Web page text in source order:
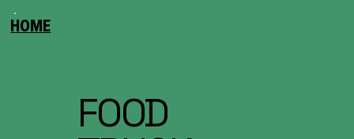
HOME
FOOD